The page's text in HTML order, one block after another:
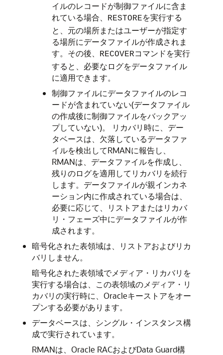
イルのレコードが制御ファイルに含ま
れている場合、
RESTOREを実行する
と、元の場所またはユーザーが指定す
る場所にデータファイルが作成されま
す。その後、
RECOVERコマンドを実行
すると、必要なログをデータファイル
に適用できます。
制御ファイルにデータファイルのレコ
ードが含まれていない(データファイル
の作成後に制御ファイルをバックアッ
プしていない)。 リカバリ時に、デー
タベースは、欠落しているデータファ
イルを検出してRMANに報告し、
RMANは、データファイルを作成し、
残りのログを適用してリカバリを続行
します。データファイルが親インカネ
ーション内に作成されている場合は、
必要に応じて、リストアまたはリカバ
リ・フェーズ中にデータファイルが作
成されます。
暗号化された表領域は、リストアおよびリカ
バリしません。
暗号化された表領域でメディア・リカバリを
実行する場合は、この表領域のメディア・リ
カバリの実行時に、Oracleキーストアをオー
プンする必要があります。
データベースは、シングル・インスタンス構
成で実行されています。
RMANは、Oracle RACおよびData Guard構